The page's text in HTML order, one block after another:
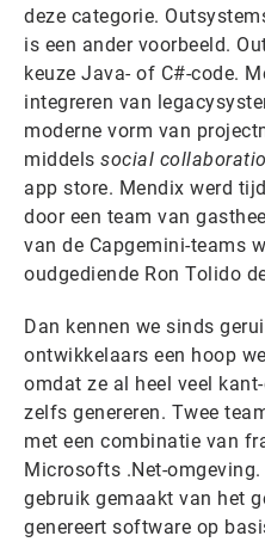
deze categorie.
is een ander voorbeeld.
keuze Java- of C#-code.
integreren van
moderne vorm van
middels social
app store. Mendix werd
door een team van
van de Capgemini-teams
oudgediende Ron Tolido
Dan kennen we sinds
ontwikkelaars een hoop
omdat ze al heel veel
zelfs genereren. Twee
met een combinatie van
Microsofts .Net-
gebruik gemaakt van het
genereert software op